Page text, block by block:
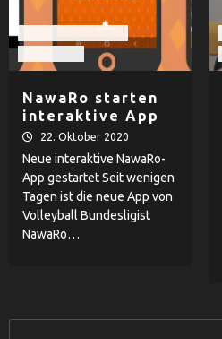
NawaRo starten
interaktive App
22. Oktober 2020
Neue interaktive NawaRo-
App gestartet Seit wenigen
Tagen ist die neue App von
Volleyball Bundesligist
NawaRo…